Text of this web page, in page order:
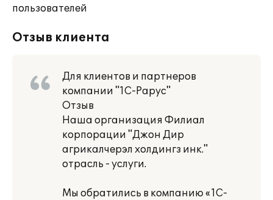
пользователей
Отзыв клиента
Для клиентов и партнеров
компании "1С-Рарус"
Отзыв
Наша организация Филиал
корпорации "Джон Дир
агрикалчерэл холдингз инк."
отрасль - услуги.
Мы обратились в компанию «1С-